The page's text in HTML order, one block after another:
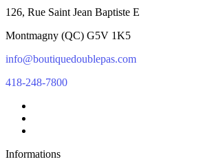
126, Rue Saint Jean Baptiste E
Montmagny (QC) G5V 1K5
info@boutiquedoublepas.com
418-248-7800
Informations